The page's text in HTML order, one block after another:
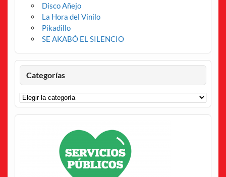
Disco Añejo
La Hora del Vinilo
Pikadillo
SE AKABÓ EL SILENCIO
Categorías
Categorías